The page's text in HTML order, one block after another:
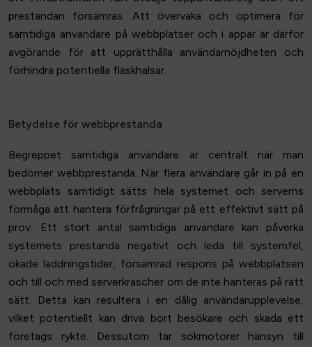
prestandan försämras. Att övervaka och optimera för
samtidiga användare på webbplatser och i appar är därför
avgörande för att upprätthålla användarnöjdheten och
förhindra potentiella flaskhalsar.
Betydelse för webbprestanda
Begreppet samtidiga användare är centralt när man
bedömer webbprestanda. När flera användare går in på en
webbplats samtidigt sätts hela systemet och serverns
förmåga att hantera förfrågningar på ett effektivt sätt på
prov. Ett stort antal samtidiga användare kan påverka
systemets prestanda negativt och leda till systemfel,
ökade laddningstider, försämrad respons på webbplatsen
och till och med serverkrascher om de inte hanteras på rätt
sätt. Detta kan resultera i en dålig användarupplevelse,
vilket potentiellt kan driva bort besökare och skada ett
företags rykte. Dessutom tar sökmotorer hänsyn till